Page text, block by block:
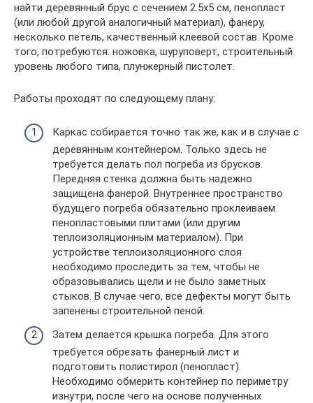
найти деревянный брус с сечением 2.5х5 см, пенопласт
(или любой другой аналогичный материал), фанеру,
несколько петель, качественный клеевой состав. Кроме
того, потребуются: ножовка, шуруповерт, строительный
уровень любого типа, плунжерный пистолет.
Работы проходят по следующему плану:
Каркас собирается точно так же, как и в случае с
деревянным контейнером. Только здесь не
требуется делать пол погреба из брусков.
Передняя стенка должна быть надежно
защищена фанерой. Внутреннее пространство
будущего погреба обязательно проклеиваем
пенопластовыми плитами (или другим
теплоизоляционным материалом). При
устройстве теплоизоляционного слоя
необходимо проследить за тем, чтобы не
образовывались щели и не было заметных
стыков. В случае чего, все дефекты могут быть
запенены строительной пеной.
Затем делается крышка погреба. Для этого
требуется обрезать фанерный лист и
подготовить полистирол (пенопласт).
Необходимо обмерить контейнер по периметру
изнутри, после чего на основе полученных